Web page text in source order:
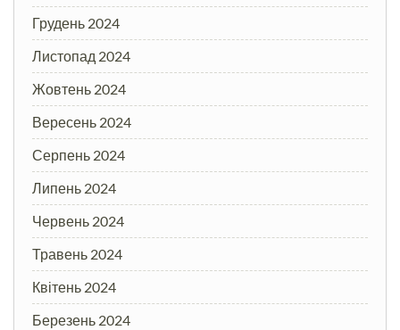
Грудень 2024
Листопад 2024
Жовтень 2024
Вересень 2024
Серпень 2024
Липень 2024
Червень 2024
Травень 2024
Квітень 2024
Березень 2024